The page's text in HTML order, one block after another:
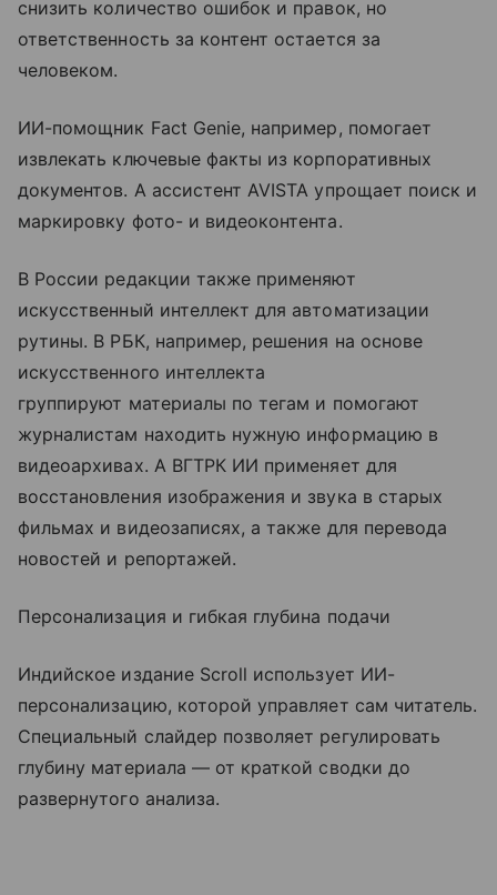
снизить количество ошибок и правок, но
ответственность за контент остается за
человеком.
ИИ-помощник Fact Genie, например, помогает
извлекать ключевые факты из корпоративных
документов. А ассистент AVISTA упрощает поиск и
маркировку фото- и видеоконтента.
В России редакции также применяют
искусственный интеллект для автоматизации
рутины. В РБК, например, решения на основе
искусственного интеллекта
группируют материалы по тегам и помогают
журналистам находить нужную информацию в
видеоархивах. А ВГТРК ИИ применяет для
восстановления изображения и звука в старых
фильмах и видеозаписях, а также для перевода
новостей и репортажей.
Персонализация и гибкая глубина подачи
Индийское издание Scroll использует ИИ-
персонализацию, которой управляет сам читатель.
Специальный слайдер позволяет регулировать
глубину материала — от краткой сводки до
развернутого анализа.